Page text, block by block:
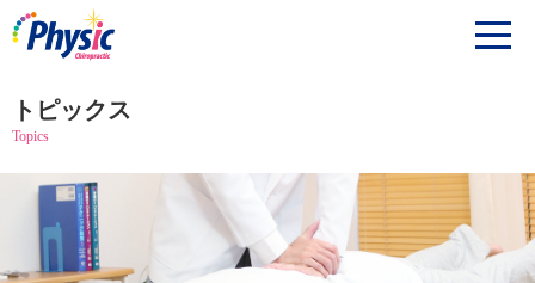
トピックス
Topics